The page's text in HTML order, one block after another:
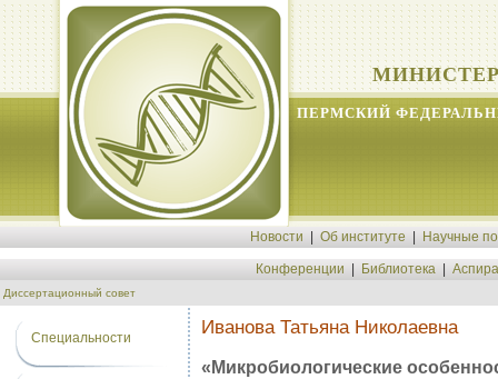
ПЕРМСКИЙ
Новости Об институте Научные
Конференции Библиотека
Диссертационный совет
Специальности Иванова Татьяна Николаевна
«Микробиологические